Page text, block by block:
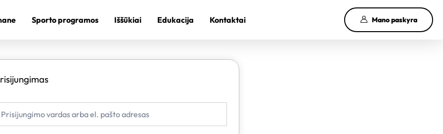
Sporto programos Iššūkiai Edukacija Kontaktai Mano paskyra